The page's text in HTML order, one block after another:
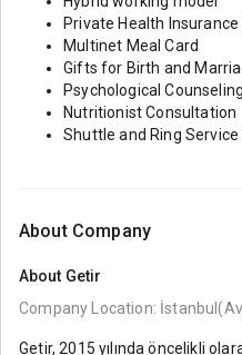
Private Health
Multinet Meal Card
Gifts for Birth and
Psychological
Nutritionist Consultation
Shuttle and Ring
About Company
About Getir
Company Location:
Getir, 2015 yılında öncelikli